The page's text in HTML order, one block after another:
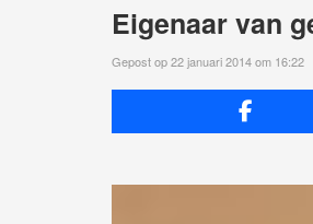
Eigenaar van
Gepost op 22 januari 2014 om 16:22